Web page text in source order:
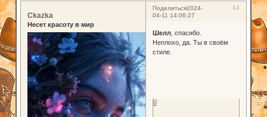
Поделиться 14
2024-
04-11 14:06:27
Ckazka
Несет красоту в мир
Шелл, спасибо.
Неплохо, да. Ты в своём
стиле.
0